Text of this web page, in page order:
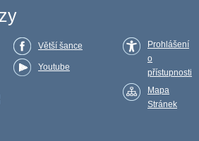
Větší šance
Youtube
Prohlášení
o
přístupnosti
Mapa
Stránek